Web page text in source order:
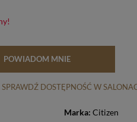
POWIADOM MNIE
SPRAWDŹ DOSTĘPNOŚĆ W
Marka: Citizen